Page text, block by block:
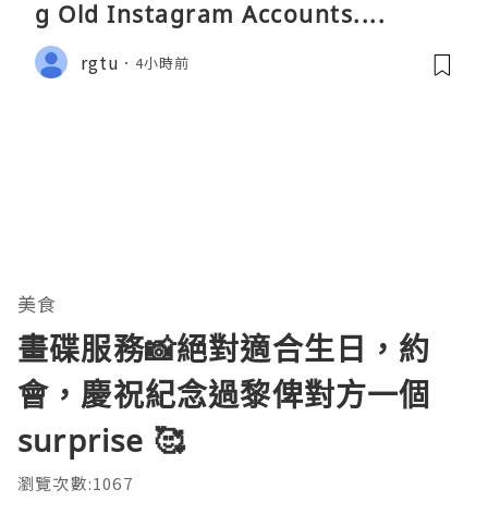
g Old Instagram Accounts....
rgtu 4小時前
美食
畫碟服務📸絕對適合生日，約
會，慶祝紀念過黎俾對方一個
surprise 🥰
瀏覽次數:1067